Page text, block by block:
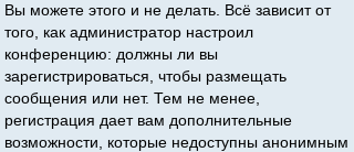
Вы можете этого и не делать. Всё зависит от
того, как администратор настроил
конференцию: должны ли вы
зарегистрироваться, чтобы размещать
сообщения или нет. Тем не менее,
регистрация дает вам дополнительные
возможности, которые недоступны анонимным